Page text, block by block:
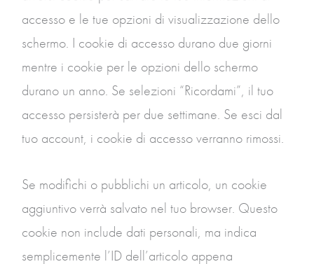
accesso e le tue opzioni di visualizzazione dello
schermo. I cookie di accesso durano due giorni
mentre i cookie per le opzioni dello schermo
durano un anno. Se selezioni “Ricordami”, il tuo
accesso persisterà per due settimane. Se esci dal
tuo account, i cookie di accesso verranno rimossi.
Se modifichi o pubblichi un articolo, un cookie
aggiuntivo verrà salvato nel tuo browser. Questo
cookie non include dati personali, ma indica
semplicemente l’ID dell’articolo appena